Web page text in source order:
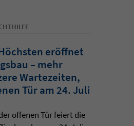
eröffnet
– mehr
Wartezeiten,
Tür am 24. Juli
offenen Tür feiert die